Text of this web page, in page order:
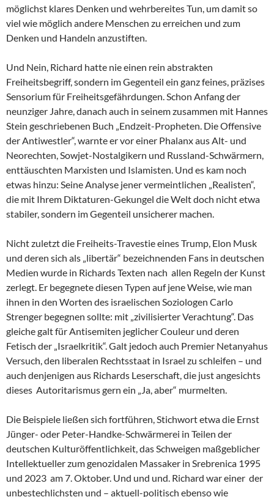
möglichst klares Denken und wehrbereites Tun, um damit so
viel wie möglich andere Menschen zu erreichen und zum
Denken und Handeln anzustiften.
Und Nein, Richard hatte nie einen rein abstrakten
Freiheitsbegriff, sondern im Gegenteil ein ganz feines, präzises
Sensorium für Freiheitsgefährdungen. Schon Anfang der
neunziger Jahre, danach auch in seinem zusammen mit Hannes
Stein geschriebenen Buch „Endzeit-Propheten. Die Offensive
der Antiwestler“, warnte er vor einer Phalanx aus Alt- und
Neorechten, Sowjet-Nostalgikern und Russland-Schwärmern,
enttäuschten Marxisten und Islamisten. Und es kam noch
etwas hinzu: Seine Analyse jener vermeintlichen „Realisten“,
die mit Ihrem Diktaturen-Gekungel die Welt doch nicht etwa
stabiler, sondern im Gegenteil unsicherer machen.
Nicht zuletzt die Freiheits-Travestie eines Trump, Elon Musk
und deren sich als „libertär“ bezeichnenden Fans in deutschen
Medien wurde in Richards Texten nach allen Regeln der Kunst
zerlegt. Er begegnete diesen Typen auf jene Weise, wie man
ihnen in den Worten des israelischen Soziologen Carlo
Strenger begegnen sollte: mit „zivilisierter Verachtung“. Das
gleiche galt für Antisemiten jeglicher Couleur und deren
Fetisch der „Israelkritik“. Galt jedoch auch Premier Netanyahus
Versuch, den liberalen Rechtsstaat in Israel zu schleifen – und
auch denjenigen aus Richards Leserschaft, die just angesichts
dieses Autoritarismus gern ein „Ja, aber“ murmelten.
Die Beispiele ließen sich fortführen, Stichwort etwa die Ernst
Jünger- oder Peter-Handke-Schwärmerei in Teilen der
deutschen Kulturöffentlichkeit, das Schweigen maßgeblicher
Intellektueller zum genozidalen Massaker in Srebrenica 1995
und 2023 am 7. Oktober. Und und und. Richard war einer der
unbestechlichsten und – aktuell-politisch ebenso wie